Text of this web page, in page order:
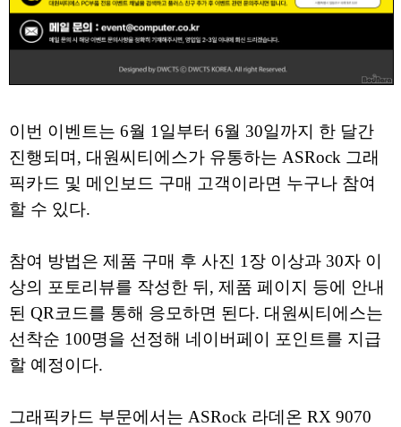
이번 이벤트는 6월 1일부터 6월 30일까지 한 달간
진행되며, 대원씨티에스가 유통하는 ASRock 그래
픽카드 및 메인보드 구매 고객이라면 누구나 참여
할 수 있다.
참여 방법은 제품 구매 후 사진 1장 이상과 30자 이
상의 포토리뷰를 작성한 뒤, 제품 페이지 등에 안내
된 QR코드를 통해 응모하면 된다. 대원씨티에스는
선착순 100명을 선정해 네이버페이 포인트를 지급
할 예정이다.
그래픽카드 부문에서는 ASRock 라데온 RX 9070